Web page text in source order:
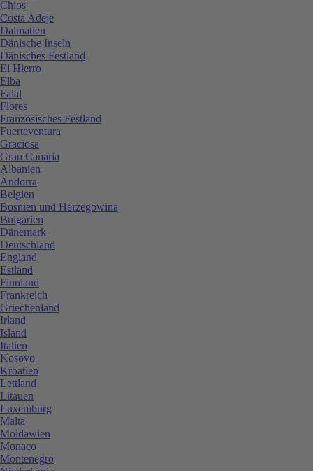
Chios
Costa Adeje
Dalmatien
Dänische Inseln
Dänisches Festland
El Hierro
Elba
Faial
Flores
Französisches Festland
Fuerteventura
Graciosa
Gran Canaria
Albanien
Andorra
Belgien
Bosnien und Herzegowina
Bulgarien
Dänemark
Deutschland
England
Estland
Finnland
Frankreich
Griechenland
Irland
Island
Italien
Kosovo
Kroatien
Lettland
Litauen
Luxemburg
Malta
Moldawien
Monaco
Montenegro